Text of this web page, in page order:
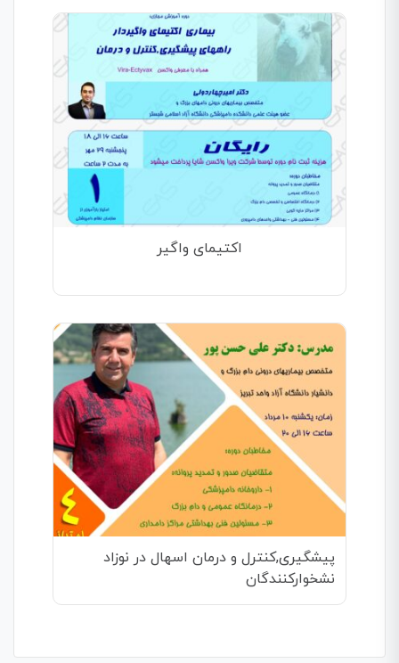
اکتیمای واگیر
پیشگیری,کنترل و درمان اسهال در نوزاد
نشخوارکنندگان